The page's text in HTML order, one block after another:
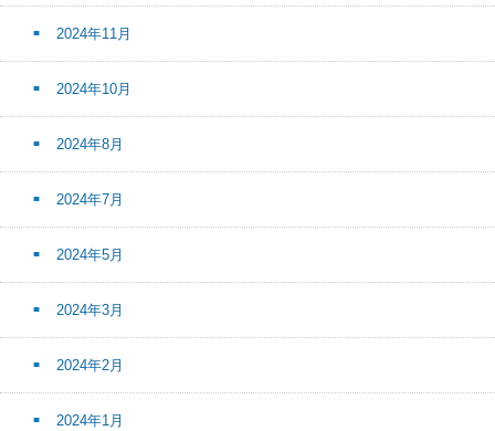
2024年11月
2024年10月
2024年8月
2024年7月
2024年5月
2024年3月
2024年2月
2024年1月